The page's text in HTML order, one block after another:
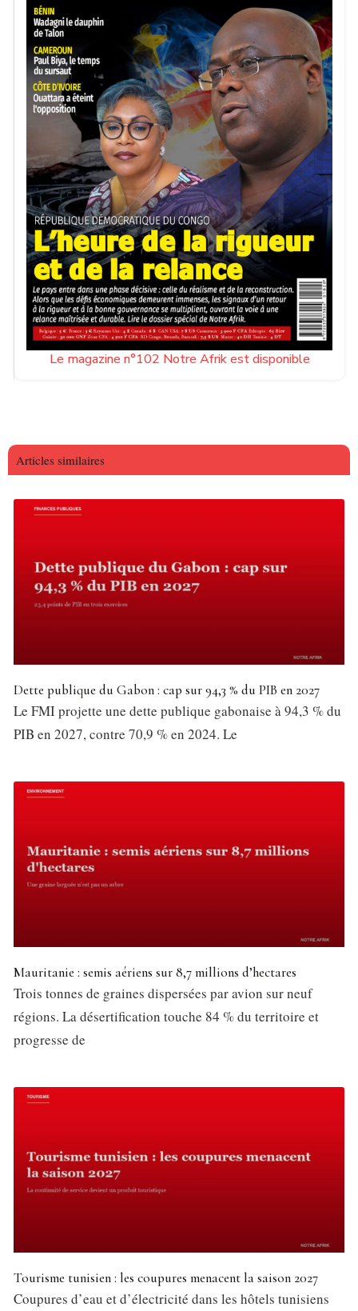
Le magazine n°102 Notre Afrik est disponible
Articles similaires
Dette publique du Gabon : cap sur 94,3 % du PIB en 2027
Le FMI projette une dette publique gabonaise à 94,3 % du
PIB en 2027, contre 70,9 % en 2024. Le
Mauritanie : semis aériens sur 8,7 millions d’hectares
Trois tonnes de graines dispersées par avion sur neuf
régions. La désertification touche 84 % du territoire et
progresse de
Tourisme tunisien : les coupures menacent la saison 2027
Coupures d’eau et d’électricité dans les hôtels tunisiens